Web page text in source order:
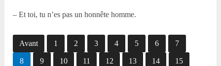
– Et toi, tu n’es pas un honnête homme.
Avant 1 2 3 4 5 6 7
8 9 10 11 12 13 14 15